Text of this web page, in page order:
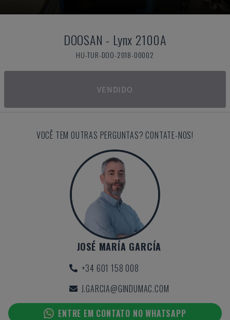
DOOSAN - Lynx 2100A
HU-TUR-DOO-2018-00002
VENDIDO
VOCÊ TEM OUTRAS PERGUNTAS? CONTATE-NOS!
JOSÉ MARÍA GARCÍA
+34 601 158 008
J.GARCIA@GINDUMAC.COM
ENTRE EM CONTATO NO WHATSAPP